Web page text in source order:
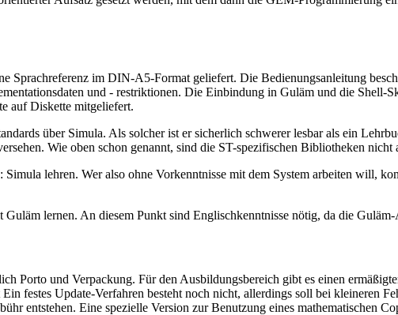
Sprachreferenz im DIN-A5-Format geliefert. Die Bedienungsanleitung
und - restriktionen. Die Einbindung in Guläm und die Shell-
auf Diskette mitgeliefert.
über Simula. Als solcher ist er sicherlich schwerer lesbar als ein
Wie oben schon genannt, sind die ST-spezifischen Bibliotheken nicht
lehren. Wer also ohne Vorkenntnisse mit dem System arbeiten will,
lernen. An diesem Punkt sind Englischkenntnisse nötig, da die
Porto und Verpackung. Für den Ausbildungsbereich gibt es einen
festes Update-Verfahren besteht noch nicht, allerdings soll bei kleineren
entstehen. Eine spezielle Version zur Benutzung eines mathematischen